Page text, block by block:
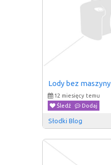
Lody bez maszyny
12 miesięcy temu
Śledź
Dodaj
Słodki Blog